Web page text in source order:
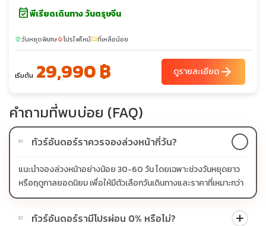
event_availableพีเรียดเดินทาง วันตรุษจีน
sunnyวันหยุดพิเศษlocal_fire_departmentโปรไฟไหม้confirmation_numberที่เหลือน้อย
เริ่มต้น 29,990 ฿ ดูรายละเอียดarrow_forward
คำถามที่พบบ่อย (FAQ)
01 ทัวร์อันดอร์ราควรจองล่วงหน้ากี่วัน?
แนะนำจองล่วงหน้าอย่างน้อย 30-60 วัน โดยเฉพาะช่วงวันหยุดยาว
หรือฤดูกาลยอดนิยม เพื่อให้มีตัวเลือกวันเดินทางและราคาที่เหมาะกว่า
02 ทัวร์อันดอร์รามีโปรผ่อน 0% หรือไม่?